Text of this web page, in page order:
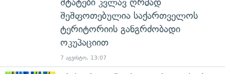
შეშფოთებულია საქართველოს
ტერიტორიის განგრძობადი
ოკუპაციით
7 აგვისტო, 13:07